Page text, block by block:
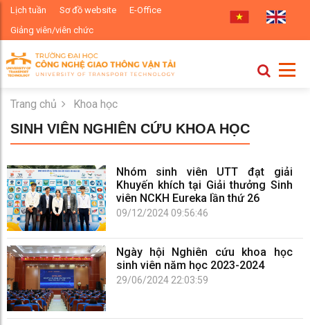
Lịch tuần Sơ đồ website
E-Office
Giảng viên/viên chức
Trang chủ Khoa học
SINH VIÊN NGHIÊN CỨU KHOA HỌC
Nhóm sinh viên UTT đạt giải
Khuyến khích tại Giải thưởng Sinh
viên NCKH Eureka lần thứ 26
09/12/2024 09:56:46
Ngày hội Nghiên cứu khoa học
sinh viên năm học 2023-2024
29/06/2024 22:03:59